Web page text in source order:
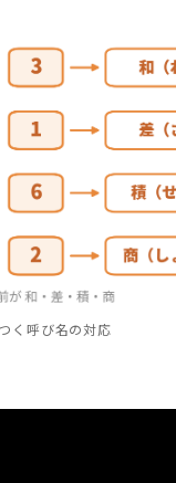
く呼び名の対応